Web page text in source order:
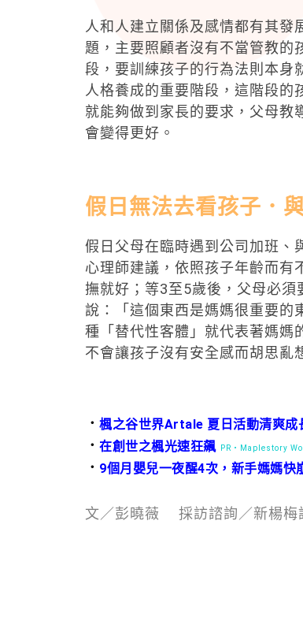
人和人建立關係及感情都有其發
題，主要照顧者沒有不當管教的
段，要訓練孩子的行為法則本身
人格養成的重要階段，這階段的
就能夠做到家長的要求，父母教
會變得更好。
假日無法去看孩子．
假日父母在臨時遇到公司加班、
心理師建議，依照孩子年齡而有
撫就好；等3至5歲後，父母必
說：「這個東西是媽媽很重要的
種「替代性客體」就代表著媽媽
不會讓孩子沒有安全感而胡思亂
．楓之谷世界Artale 夏日活動清爽成
．在創世之楓光速狂飆 PR・Maplestory
． 9個月嬰兒一夜醒4次，新手媽媽快
文／彭曉薇 採訪諮詢／新楊梅